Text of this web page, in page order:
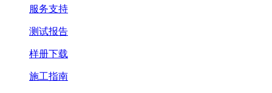
服务支持
测试报告
样册下载
施工指南